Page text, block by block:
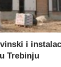
i
Trebinju